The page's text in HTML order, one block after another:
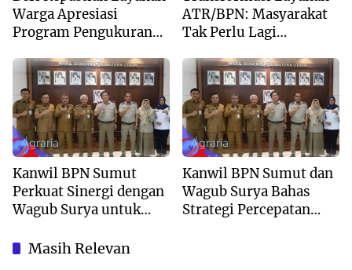
Warga Apresiasi
Program Pengukuran
ATR/BPN: Masyarakat
Tak Perlu Lagi
Kepastian
Agraria
Kanwil BPN Sumut
Perkuat Sinergi dengan
Wagub Surya untuk
Pertanahan Profesional
Agraria
Kanwil BPN Sumut dan
Wagub Surya Bahas
Strategi Percepatan
Masih Relevan